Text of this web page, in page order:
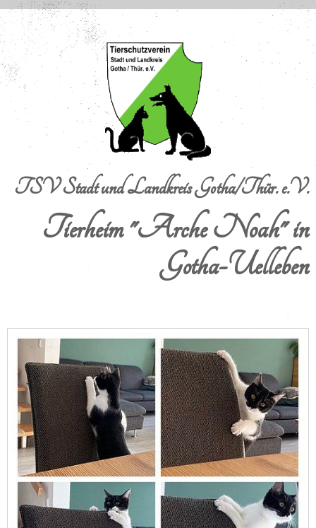
TSV Stadt und Landkreis Gotha/Thür. e.V.
Tierheim "Arche Noah" in
Gotha-Uelleben